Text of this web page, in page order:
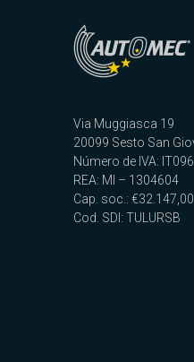
Via Muggiasca 19
20099 Sesto San
Número de IVA:
REA: MI – 1304604
Cap. soc.: €32.147,00
Cod. SDI: TULURSB